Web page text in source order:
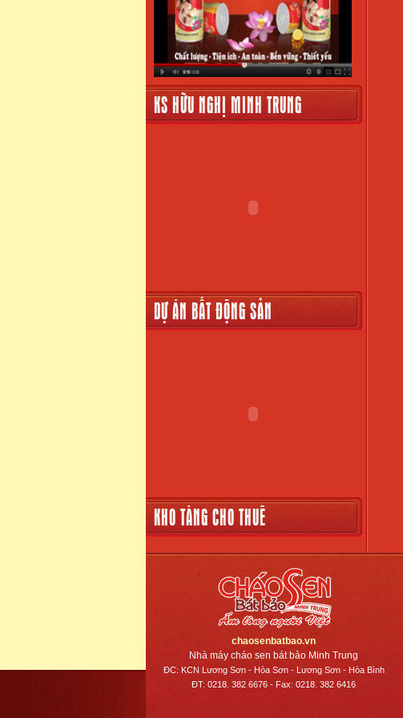
KS HỮU NGHỊ MINH TRUNG
DỰ ÁN BẤT ĐỘNG SẢN
KHO TÀNG CHO THUÊ
chaosenbatbao.vn
Nhà máy cháo sen bát bảo Minh Trung
ĐC: KCN Lương Sơn - Hòa Sơn - Lương Sơn - Hòa Bình
ĐT: 0218. 382 6676 - Fax: 0218. 382 6416